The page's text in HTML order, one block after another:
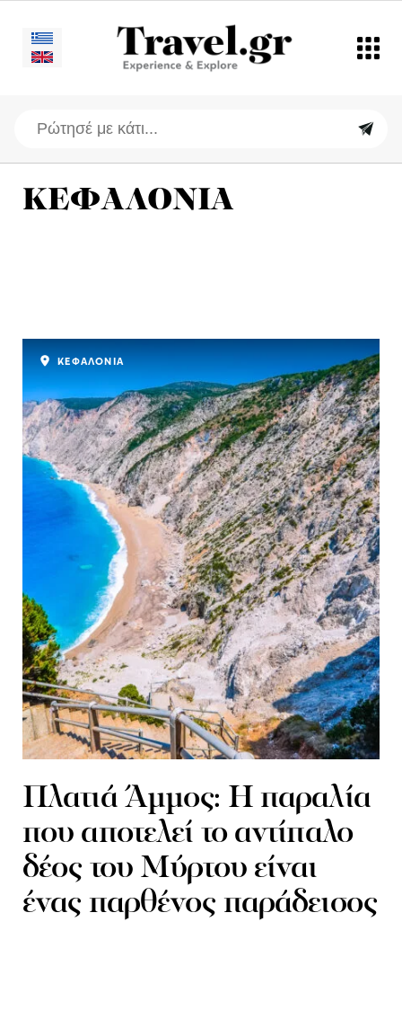
ΚΕΦΑΛΟΝΙΑ
Πλατιά Άμμος: Η παραλία
που αποτελεί το αντίπαλο
δέος του Μύρτου είναι
ένας παρθένος παράδεισος
ΚΕΦΑΛΟΝΙΑ